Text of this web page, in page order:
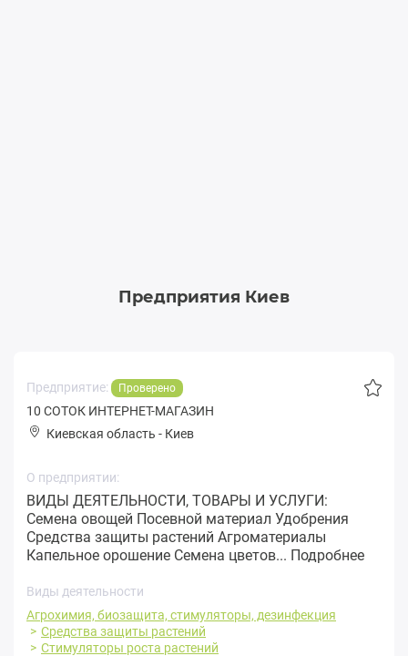
Предприятия Киев
Предприятие: Проверено
10 СОТОК ИНТЕРНЕТ-МАГАЗИН
Киевская область - Киев
О предприятии:
ВИДЫ ДЕЯТЕЛЬНОСТИ, ТОВАРЫ И УСЛУГИ:
Семена овощей Посевной материал Удобрения
Средства защиты растений Агроматериалы
Капельное орошение Семена цветов... Подробнее
Виды деятельности
Агрохимия, биозащита, стимуляторы, дезинфекция
Средства защиты растений
Стимуляторы роста растений